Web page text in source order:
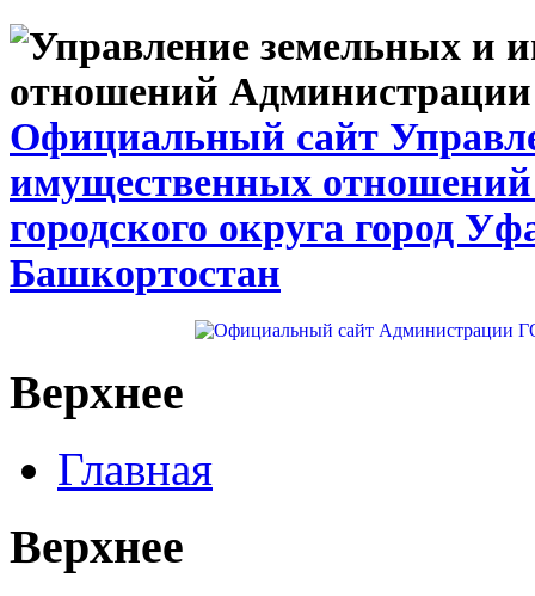
Официальный сайт
имущественных
городского округа город
Башкортостан
Верхнее
Главная
Верхнее